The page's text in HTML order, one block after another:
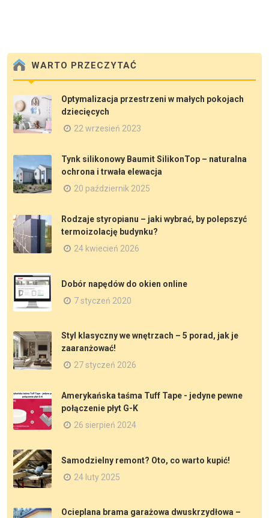
WARTO PRZECZYTAĆ
Optymalizacja przestrzeni w małych pokojach
dziecięcych
22 wrzesień 2023
Tynk silikonowy Baumit SilikonTop – naturalna
ochrona i trwała elewacja
20 październik 2025
Rodzaje styropianu – jaki wybrać, by polepszyć
termoizolację budynku?
24 kwiecień 2026
Dobór napędów do okien online
7 styczeń 2020
Styl klasyczny we wnętrzach – 5 porad, jak je
zaaranżować!
27 styczeń 2026
Amerykańska taśma Tuff Tape - jedyne pewne
połączenie płyt G-K
26 sierpień 2024
Samodzielny remont? Oto, co warto kupić!
24 luty 2025
Ocieplana brama garażowa dwuskrzydłowa –